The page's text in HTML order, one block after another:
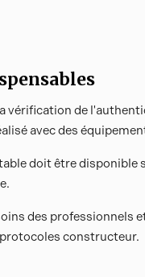
vérification de
avec des
doit être disponible
des professionnels
constructeur.